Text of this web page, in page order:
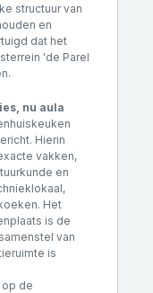
structuur van
en
dat het
'de Parel
nu aula
Hierin
vakken,
en
Het
is de
van
is
de